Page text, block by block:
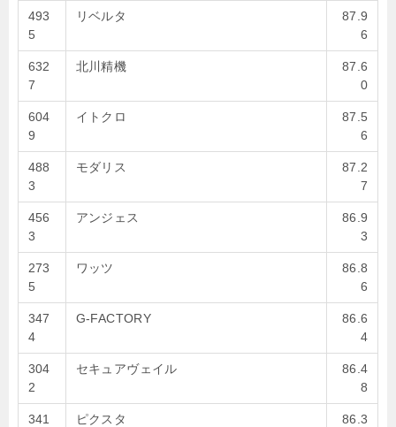
493
5
リベルタ
87.9
6
632
7
北川精機
87.6
0
604
9
イトクロ
87.5
6
488
3
モダリス
87.2
7
456
3
アンジェス
86.9
3
273
5
ワッツ
86.8
6
347
4
G-FACTORY
86.6
4
304
2
セキュアヴェイル
86.4
8
341
ピクスタ
86.3